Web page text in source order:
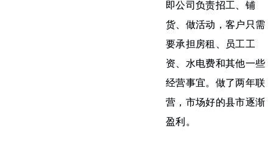
即公司负责招工、铺
货、做活动，客户只需
要承担房租、员工工
资、水电费和其他一些
经营事宜。做了两年联
营，市场好的县市逐渐
盈利。